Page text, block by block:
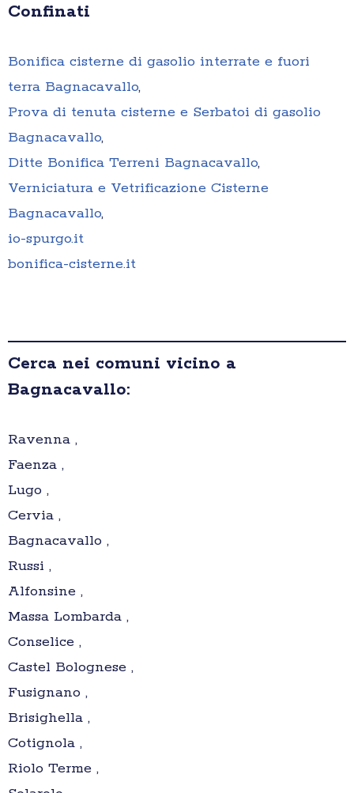
Confinati
Bonifica cisterne di gasolio interrate e fuori
terra Bagnacavallo,
Prova di tenuta cisterne e Serbatoi di gasolio
Bagnacavallo,
Ditte Bonifica Terreni Bagnacavallo,
Verniciatura e Vetrificazione Cisterne
Bagnacavallo,
io-spurgo.it
bonifica-cisterne.it
Cerca nei comuni vicino a
Bagnacavallo:
Ravenna ,
Faenza ,
Lugo ,
Cervia ,
Bagnacavallo ,
Russi ,
Alfonsine ,
Massa Lombarda ,
Conselice ,
Castel Bolognese ,
Fusignano ,
Brisighella ,
Cotignola ,
Riolo Terme ,